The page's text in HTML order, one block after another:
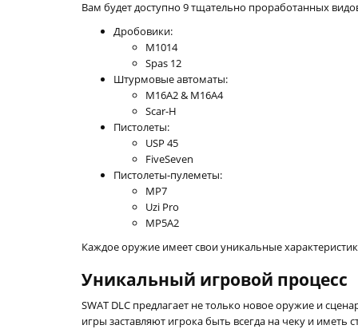
Вам будет доступно 9 тщательно проработанных
Дробовики:
M1014
Spas 12
Штурмовые автоматы:
M16A2 & M16A4
Scar-H
Пистолеты:
USP 45
FiveSeven
Пистолеты-пулеметы:
MP7
Uzi Pro
MP5A2
Каждое оружие имеет свои уникальные
Уникальный игровой процесс
SWAT DLC предлагает не только новое оружие и
игры заставляют игрока быть всегда на чеку и